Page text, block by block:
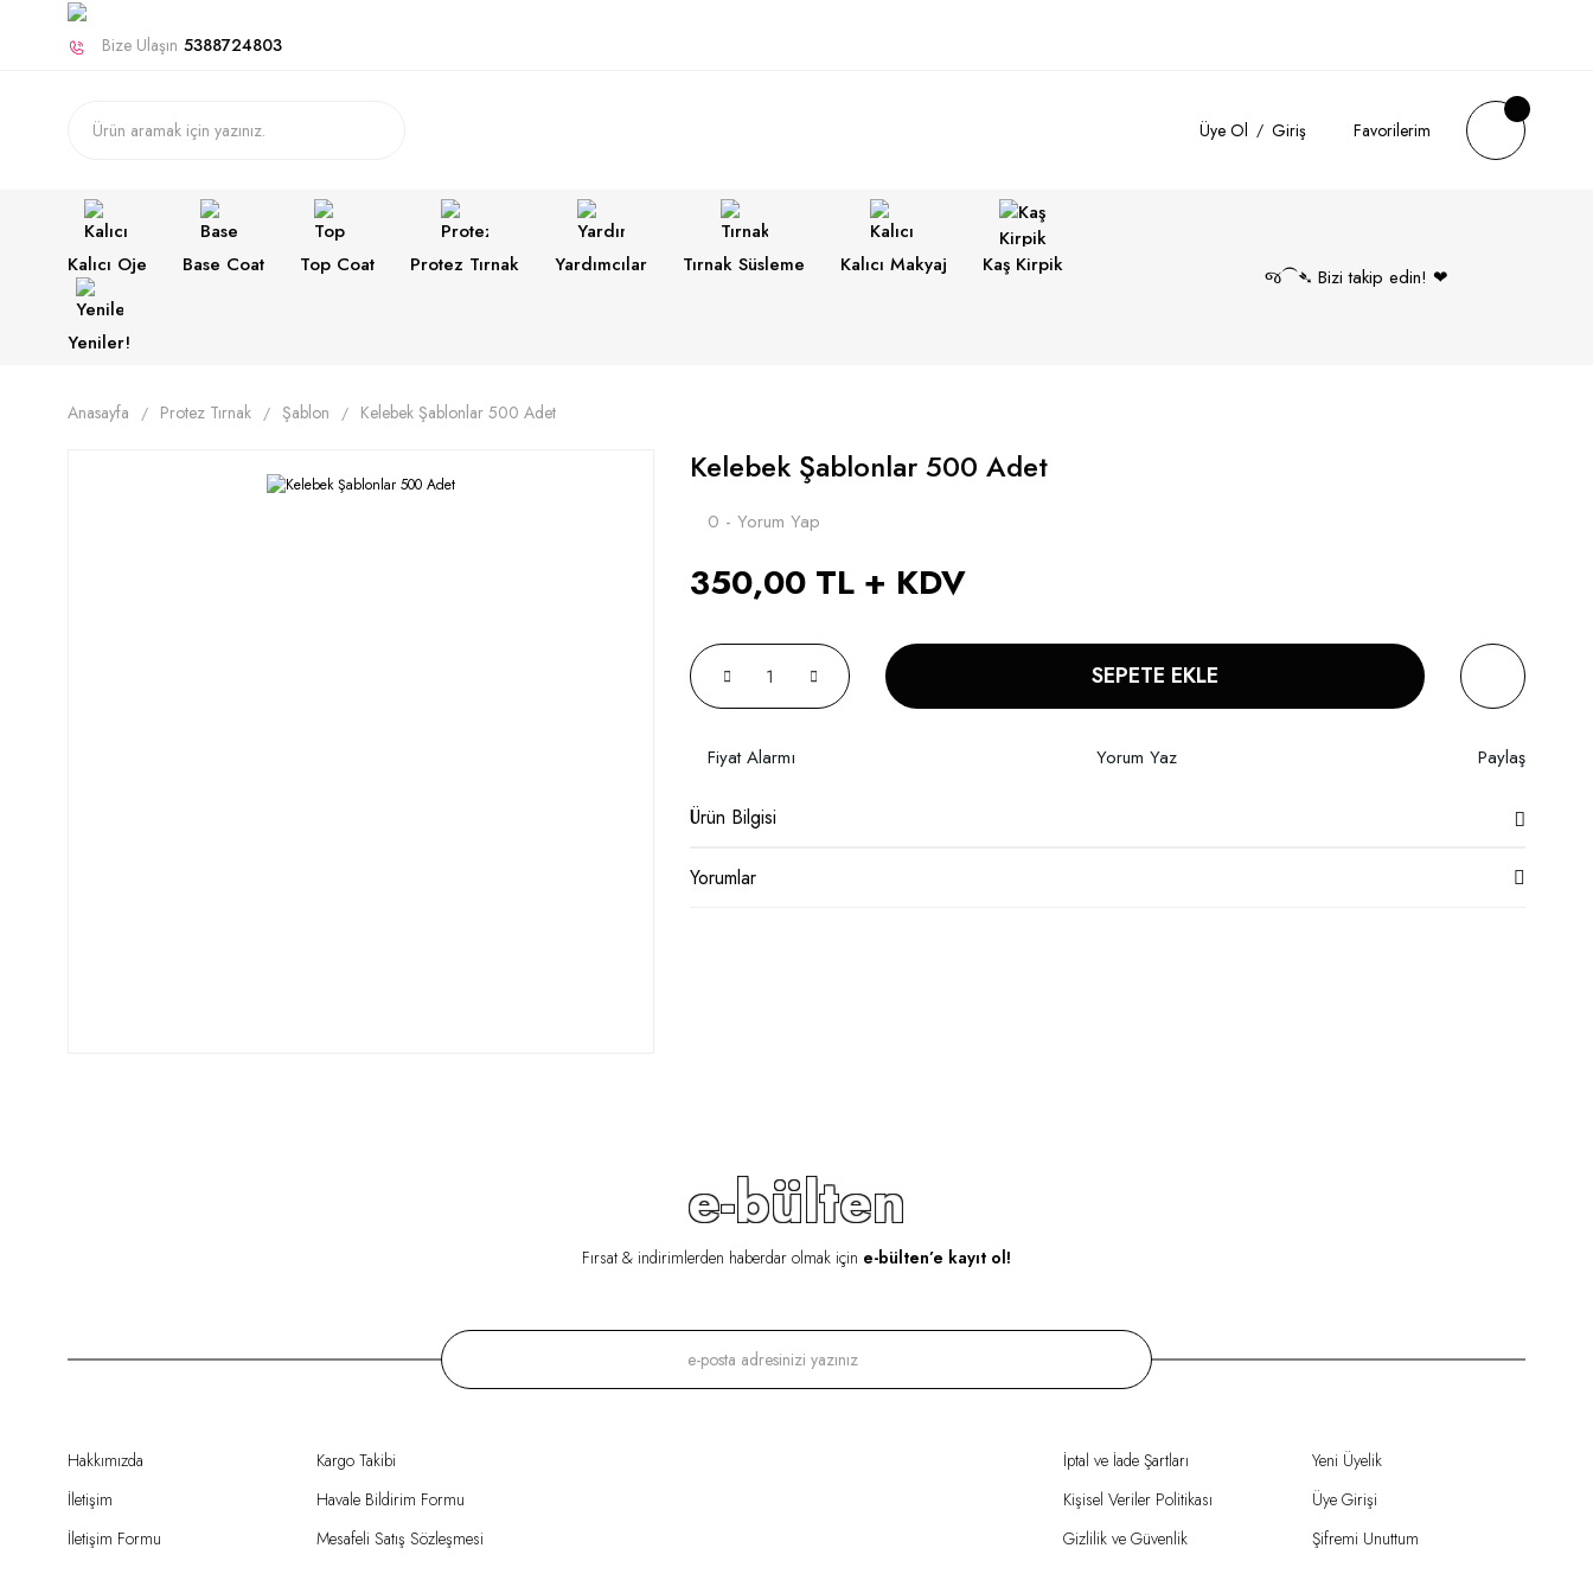
Bize Ulaşın 5388724803
Üye Ol Giriş Favorilerim
Kalıcı Oje Base Coat Top Coat Protez Tırnak Yardımcılar Tırnak Süsleme Kalıcı Makyaj Kaş Kirpik
Yeniler!
જ⁀➴ Bizi takip edin! ❤︎
Anasayfa Protez Tırnak Şablon Kelebek Şablonlar 500 Adet
Kelebek Şablonlar 500 Adet
0 - Yorum Yap
350,00 TL + KDV
SEPETE EKLE
Fiyat Alarmı Yorum Yaz Paylaş
Ürün Bilgisi
Yorumlar
e-bülten
Fırsat & indirimlerden haberdar olmak için e-bülten’e kayıt ol!
Hakkımızda
İletişim
İletişim Formu
Kargo Takibi
Havale Bildirim Formu
Mesafeli Satış Sözleşmesi
İptal ve İade Şartları
Kişisel Veriler Politikası
Gizlilik ve Güvenlik
Yeni Üyelik
Üye Girişi
Şifremi Unuttum